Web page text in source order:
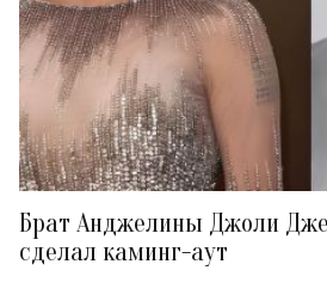
Брат Анджелины Джоли
сделал каминг-аут